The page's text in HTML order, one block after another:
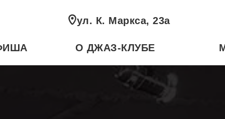
О ДЖАЗ-КЛУБЕ
ул. К. Маркса, 23а